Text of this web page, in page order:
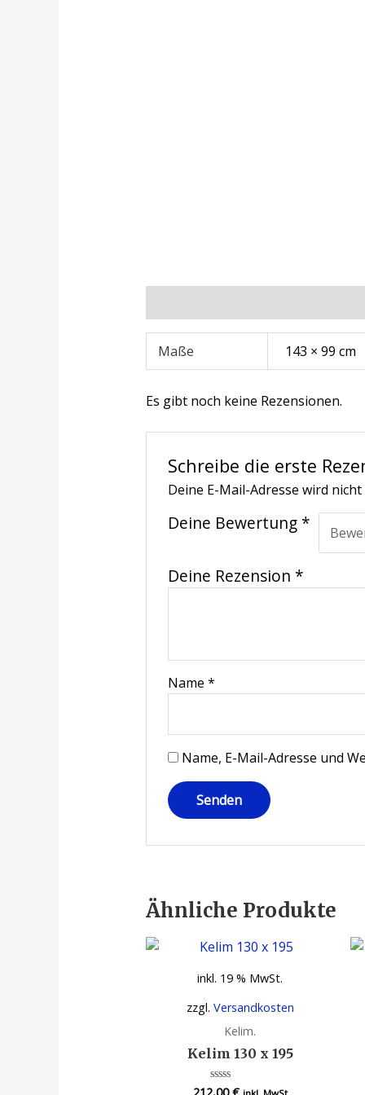
Maße 143 × 99 cm
Es gibt noch keine Rezensionen.
Schreibe die erste
Deine E-Mail-Adresse wird
Deine Bewertung *
Deine Rezension *
Name*
Name, E-Mail-Adresse und
Ähnliche Produkte
inkl. 19 % MwSt.
zzgl. Versandkosten
Kelim.
Kelim 130 x 195
Bewertet
212,00€